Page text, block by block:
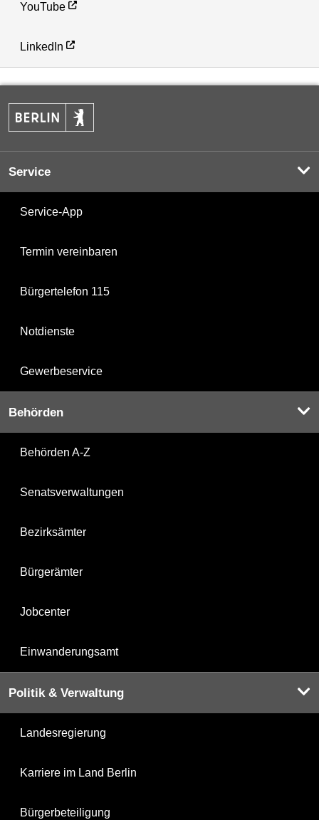
YouTube
LinkedIn
Service
Service-App
Termin vereinbaren
Bürgertelefon 115
Notdienste
Gewerbeservice
Behörden
Behörden A-Z
Senatsverwaltungen
Bezirksämter
Bürgerämter
Jobcenter
Einwanderungsamt
Politik & Verwaltung
Landesregierung
Karriere im Land Berlin
Bürgerbeteiligung